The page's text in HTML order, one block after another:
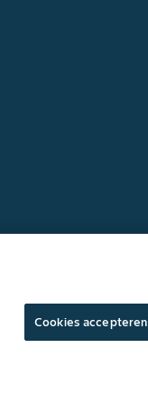
Cookies accepteren